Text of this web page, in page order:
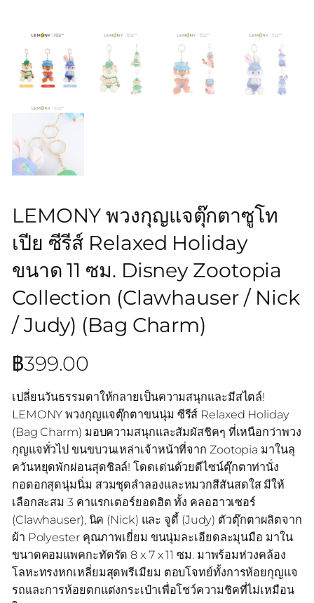
LEMONY พวงกุญแจตุ๊กตาซูโท
เปีย ซีรีส์ Relaxed Holiday
ขนาด 11 ซม. Disney Zootopia
Collection (Clawhauser / Nick
/ Judy) (Bag Charm)
฿399.00
เปลี่ยนวันธรรมดาให้กลายเป็นความสนุกและมีสไตล์!
LEMONY พวงกุญแจตุ๊กตาขนนุ่ม ซีรีส์ Relaxed Holiday
(Bag Charm) มอบความสนุกและสัมผัสชิคๆ ที่เหนือกว่าพวง
กุญแจทั่วไป ขนขบวนเหล่าเจ้าหน้าที่จาก Zootopia มาในลุ
ควันหยุดพักผ่อนสุดชิลล์! โดดเด่นด้วยดีไซน์ตุ๊กตาท่านั่ง
กอดอกสุดนุ่มนิ่ม สวมชุดลำลองและหมวกสีสันสดใส มีให้
เลือกสะสม 3 คาแรกเตอร์ยอดฮิต ทั้ง คลอฮาวเซอร์
(Clawhauser), นิค (Nick) และ จูดี้ (Judy) ตัวตุ๊กตาผลิตจาก
ผ้า Polyester คุณภาพเยี่ยม ขนนุ่มละเอียดละมุนมือ มาใน
ขนาดคอมแพคกะทัดรัด 8 x 7 x 11 ซม. มาพร้อมห่วงคล้อง
โลหะทรงหกเหลี่ยมสุดพรีเมียม ตอบโจทย์ทั้งการห้อยกุญแจ
รถและการห้อยตกแต่งกระเป๋าเพื่อโชว์ความชิคที่ไม่เหมือน